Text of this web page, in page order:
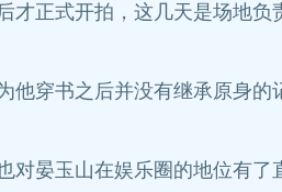
正式开拍，这几天是场地负
穿书之后并没有继承原身的
晏玉山在娱乐圈的地位有了